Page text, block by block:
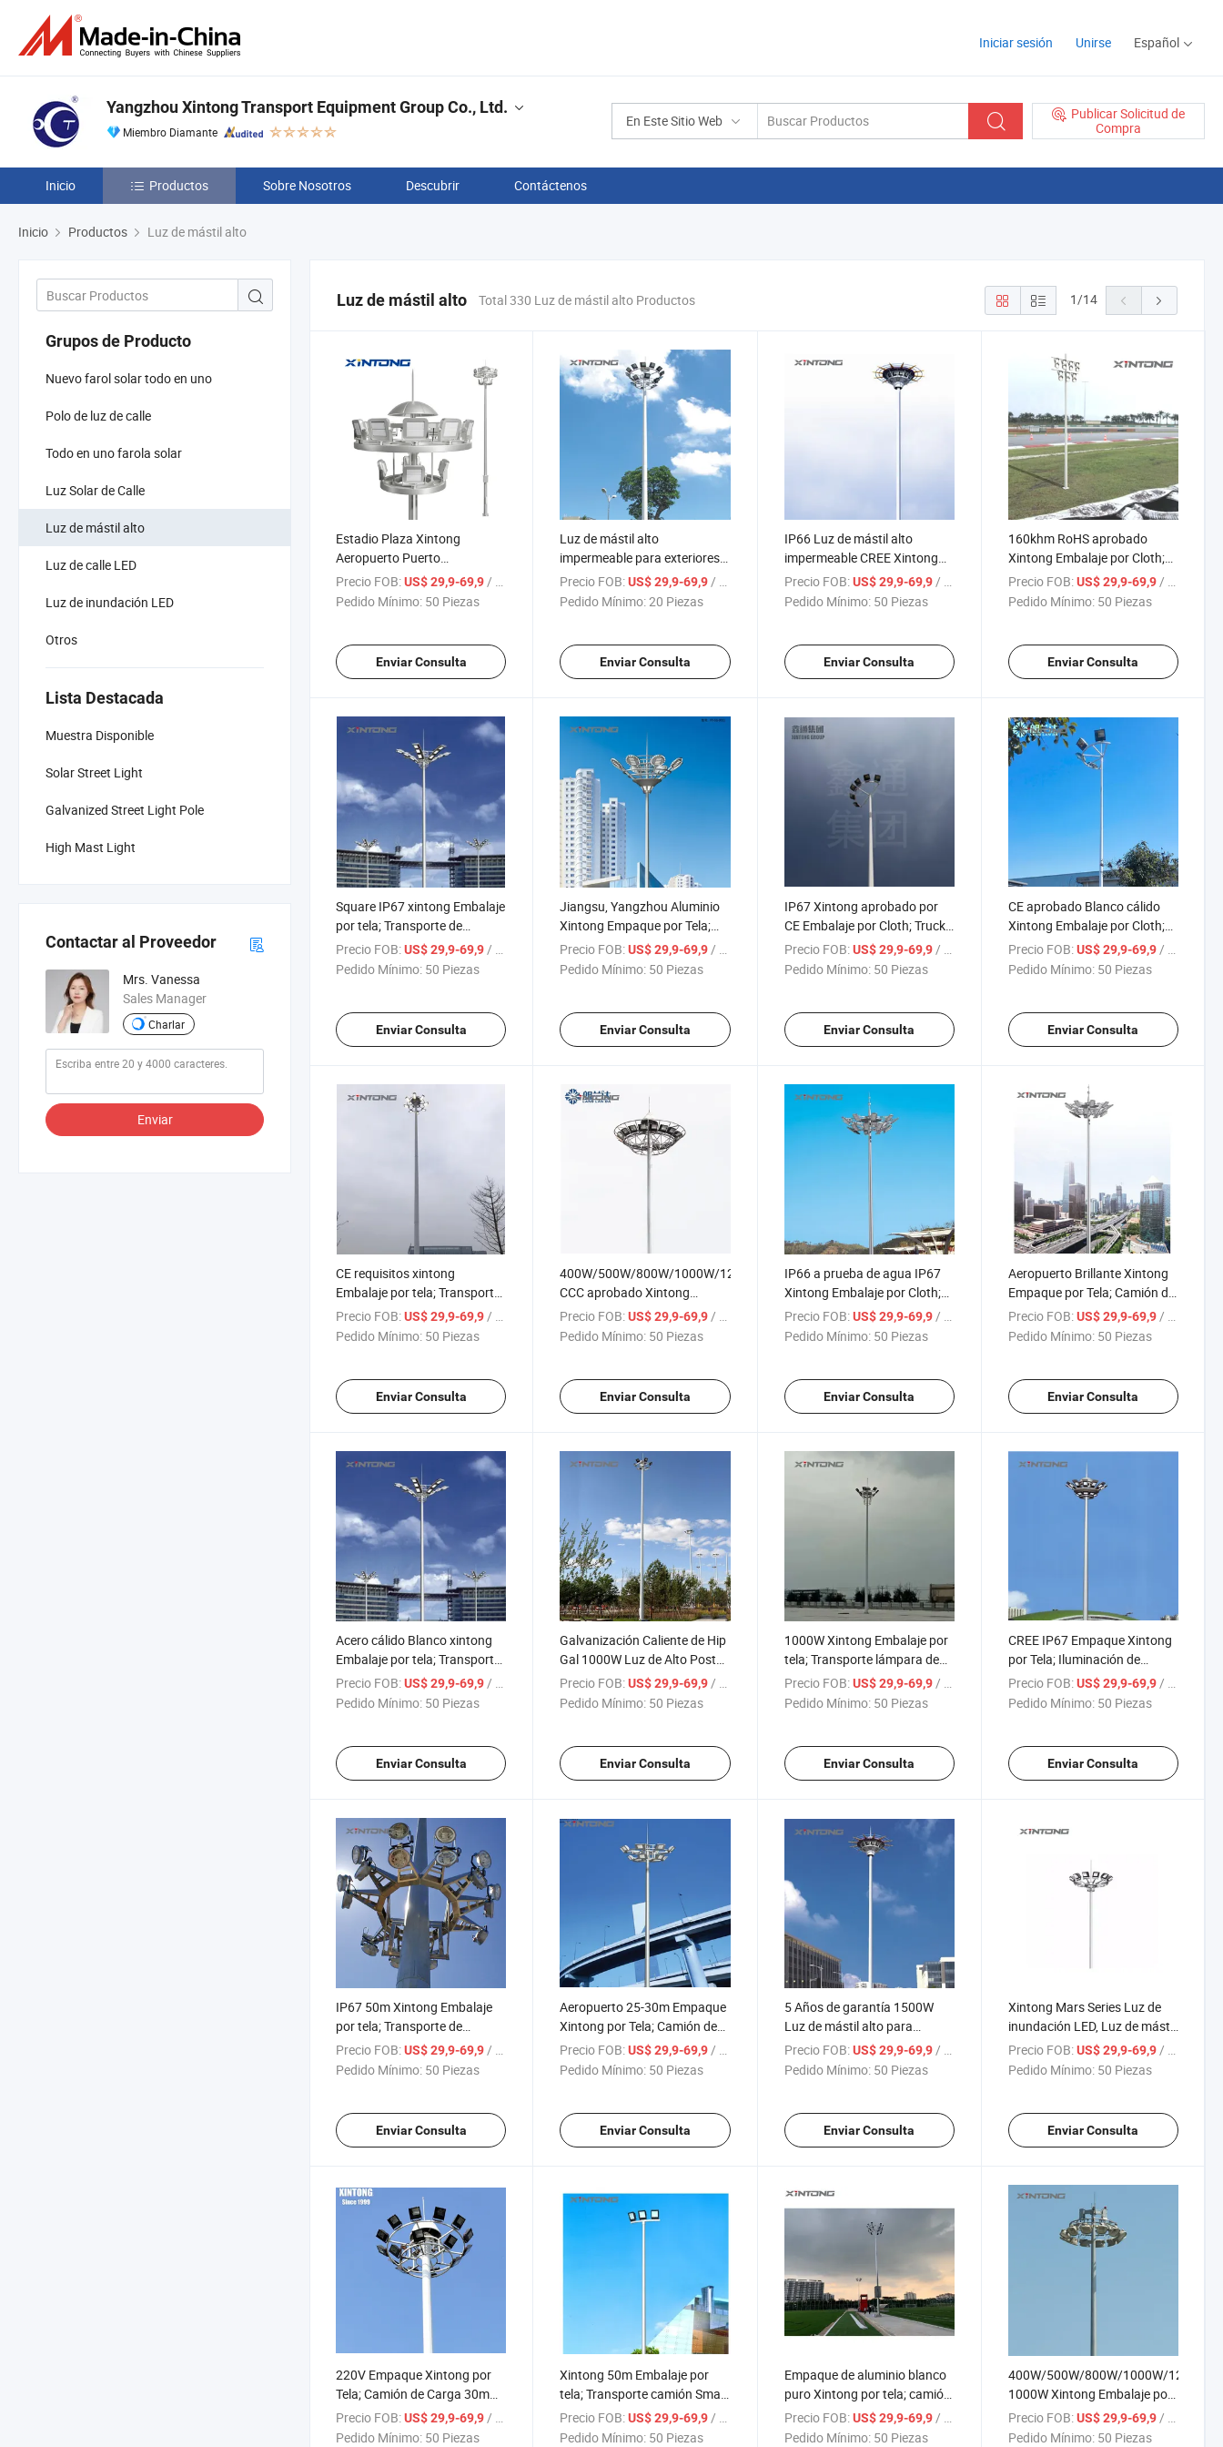
Iniciar sesión Unirse Español
En Este Sitio Web
Publicar Solicitud de
Compra
Yangzhou Xintong Transport Equipment Group Co., Ltd.
Miembro Diamante
Inicio Productos Sobre Nosotros Descubrir Contáctenos
Inicio Productos Luz de mástil alto
Grupos de Producto
Nuevo farol solar todo en uno
Polo de luz de calle
Todo en uno farola solar
Luz Solar de Calle
Luz de mástil alto
Luz de calle LED
Luz de inundación LED
Otros
Lista Destacada
Muestra Disponible
Solar Street Light
Galvanized Street Light Pole
High Mast Light
Contactar al Proveedor
Mrs. Vanessa
Sales Manager
Charlar
Enviar
Luz de mástil alto Total 330 Luz de mástil alto Productos 1/14
Estadio Plaza Xintong
Aeropuerto Puerto
Iluminación de túnel LED
Iluminación de mástil alto Luz
Precio FOB:US$ 29,9-69,9/ Pieza
Pedido Mínimo: 50 Piezas
Enviar Consulta
Luz de mástil alto
impermeable para exteriores
LED de inundación Xintong
para aeropuerto y estadio
Precio FOB: US$ 29,9-69,9/ Pieza
Pedido Mínimo:20 Piezas
Enviar Consulta
IP66 Luz de mástil alto
impermeable CREE Xintong
empaquetada en tela;
iluminación de camiones de
Precio FOB: US$ 29,9-69,9/ Pieza
Pedido Mínimo: 50 Piezas
Enviar Consulta
160khm RoHS aprobado
Xintong Embalaje por Cloth;
Transporte camión LED Calle
Luz Alta mástil
Precio FOB: US$ 29,9-69,9/ Pieza
Pedido Mínimo: 50 Piezas
Enviar Consulta
Square IP67 xintong Embalaje
por tela; Transporte de
camiones Iluminación exterior
Alta mástil
Precio FOB:US$ 29,9-69,9 / Pieza
Pedido Mínimo: 50 Piezas
Enviar Consulta
Jiangsu, Yangzhou Aluminio
Xintong Empaque por Tela;
Envío Camión Lámpara Alta
Mastil Luz
Precio FOB: US$ 29,9-69,9 / Pieza
Pedido Mínimo: 50 Piezas
Enviar Consulta
IP67 Xintong aprobado por
CE Embalaje por Cloth; Truck
de transporte LED de alta luz
de mástil
Precio FOB: US$ 29,9-69,9 / Pieza
Pedido Mínimo: 50 Piezas
Enviar Consulta
CE aprobado Blanco cálido
Xintong Embalaje por Cloth;
Transporte camión Estadio
Torre Luz
Precio FOB: US$ 29,9-69,9 / Pieza
Pedido Mínimo: 50 Piezas
Enviar Consulta
CE requisitos xintong
Embalaje por tela; Transporte
camión de elevación Polo de
mástil de alta luz con
Precio FOB:US$ 29,9-69,9 / Pieza
Pedido Mínimo: 50 Piezas
Enviar Consulta
400W/500W/800W/1000W/1200W/1500W/2000W
CCC aprobado Xintong
Embalaje por Cloth;
Transporte camión Estadio
Precio FOB: US$ 29,9-69,9 / Pieza
Pedido Mínimo: 50 Piezas
Enviar Consulta
IP66 a prueba de agua IP67
Xintong Embalaje por Cloth;
camión de transporte de alta
mástil
Precio FOB: US$ 29,9-69,9 / Pieza
Pedido Mínimo: 50 Piezas
Enviar Consulta
Aeropuerto Brillante Xintong
Empaque por Tela; Camión de
Carga 30m Luz de Alto Mástil
de Estadio
Precio FOB: US$ 29,9-69,9 / Pieza
Pedido Mínimo: 50 Piezas
Enviar Consulta
Acero cálido Blanco xintong
Embalaje por tela; Transporte
camión exterior ligero de
mástil alto
Precio FOB:US$ 29,9-69,9/ Pieza
Pedido Mínimo: 50 Piezas
Enviar Consulta
Galvanización Caliente de Hip
Gal 1000W Luz de Alto Poste
LED Xintong
Precio FOB: US$ 29,9-69,9 / Pieza
Pedido Mínimo: 50 Piezas
Enviar Consulta
1000W Xintong Embalaje por
tela; Transporte lámpara de
camión de mástil alto con
CCC
Precio FOB: US$ 29,9-69,9/ Pieza
Pedido Mínimo: 50 Piezas
Enviar Consulta
CREE IP67 Empaque Xintong
por Tela; Iluminación de
Camiones de Carga Luz de
Alto Poste
Precio FOB: US$ 29,9-69,9/ Pieza
Pedido Mínimo: 50 Piezas
Enviar Consulta
IP67 50m Xintong Embalaje
por tela; Transporte de
camiones Luz para mástil alto
cuadrado
Precio FOB:US$ 29,9-69,9/ Pieza
Pedido Mínimo: 50 Piezas
Enviar Consulta
Aeropuerto 25-30m Empaque
Xintong por Tela; Camión de
Envío Luz de Alto Mástil
Galvanizada
Precio FOB: US$ 29,9-69,9/ Pieza
Pedido Mínimo: 50 Piezas
Enviar Consulta
5 Años de garantía 1500W
Luz de mástil alto para
deportes en estadio,
impermeable y de alta
Precio FOB: US$ 29,9-69,9/ Pieza
Pedido Mínimo: 50 Piezas
Enviar Consulta
Xintong Mars Series Luz de
inundación LED, Luz de mástil
alto LED para campo de
fútbol
Precio FOB: US$ 29,9-69,9/ Pieza
Pedido Mínimo: 50 Piezas
Enviar Consulta
220V Empaque Xintong por
Tela; Camión de Carga 30m
Poste de Luz de Estadio Alta
Mast con RoHS
Precio FOB:US$ 29,9-69,9 / Pieza
Pedido Mínimo: 50 Piezas
Xintong 50m Embalaje por
tela; Transporte camión Smart
Polo Precio mástil alto
Precio FOB: US$ 29,9-69,9 / Pieza
Pedido Mínimo: 50 Piezas
Empaque de aluminio blanco
puro Xintong por tela; camión
de envío inundado para luz
deportiva
Precio FOB: US$ 29,9-69,9 / Pieza
Pedido Mínimo: 50 Piezas
400W/500W/800W/1000W/1200W/
1000W Xintong Embalaje por
tela; Transporte Polo Alto
mástil Luz
Precio FOB: US$ 29,9-69,9 / Pieza
Pedido Mínimo: 50 Piezas